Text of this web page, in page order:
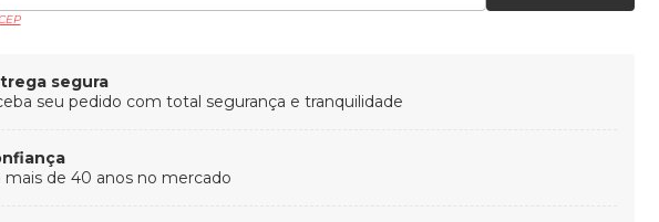
segura
seu pedido com total segurança e tranquilidade
mais de 40 anos no mercado